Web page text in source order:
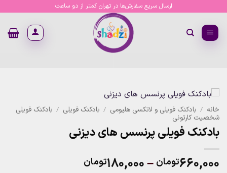
content
ارسال سریع سفارش‌ها در تهران کمتر از دو ساعت
خانه / بادکنک فویلی و لاتکسی هلیومی / بادکنک فویلی / بادکنک فویلی
شخصیت کارتونی
بادکنک فویلی پرنسس های دیزنی
۶۶۰,۰۰۰تومان –۱۸۰,۰۰۰تومان